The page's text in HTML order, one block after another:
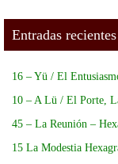
Entradas recientes
16 – Yü / El
10 – A Lü / El Porte,
45 – La Reunión –
15 La Modestia